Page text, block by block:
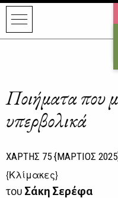
Ποιήματα που
υπερβολικά
ΧΑΡΤΗΣ 75 {ΜΑΡΤΙΟΣ
{Κλίμακες}
του Σάκη Σερέφα